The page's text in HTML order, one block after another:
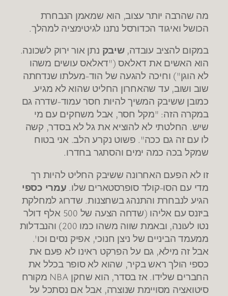
מה שהרבה יותר עצוב, הוא שמאמן הנבחרת
הכושל ואיגוד הכדורסל נתנו לגיטימציה למהלך.
במקום להציב עובדה,שיבק נתן אור ירוק לשכונה.
הוא האשים את דאלאס ("דאלאס עושים משהו
לא הוגן") וחיכה להגעה של הוד-מעלתו שנדחתה
שוב ושוב, עד שהאחרון החליט שהוא לא מגיע.
כמובן ששיבק המשיך להיות חסר עמוד-שדרה גם
במקרה הזה: "מקל חסר, אבל משחקים עם מי
שיש. החלטתי לא להוציא את גל לא בסדר, קשה
לו עם זה גם ככה". פשוט נקרע הלב. אני בטוח
שמקל בכה כמה ימים והסתגר בחדרו.
זו לא הפעם האחרונה ששיבק החליט להיות רך
מדי עם הסו-קולד סופרסטארים שלו. עמרי כספי
הגיע לנבחרת והתנהג בשחצנות. שדרוג למחלקת
ביזנס עם אליהו (שדחה הצעה של 500 אלף דולר
נטו לעונה, ובאמת שווה משהו כמו 200) והנבדלות
ממעמד הביניים של ניצן חנוכי, אפיק נסים וכו'.
אבל זה מילא, גם על הפרקט ראינו לא פעם את
כספי הולך ראש בקיר, שהוא לא סופר בכלל את
החברים שלידו. אז בסדר, הוא שחקן NBA מקורח
סיטואציה מסויימת שנוצרה, אבל אם נסתכל על